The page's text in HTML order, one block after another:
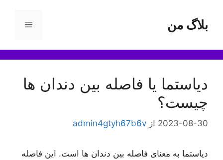
محتوابلاگ من فهرست
دیاستما یا فاصله بین دندان ها
چیست؟
2023-08-30 از admin4gtyh67b6v
دیاستما به معنای فاصله بین دندان ها است. این فاصله